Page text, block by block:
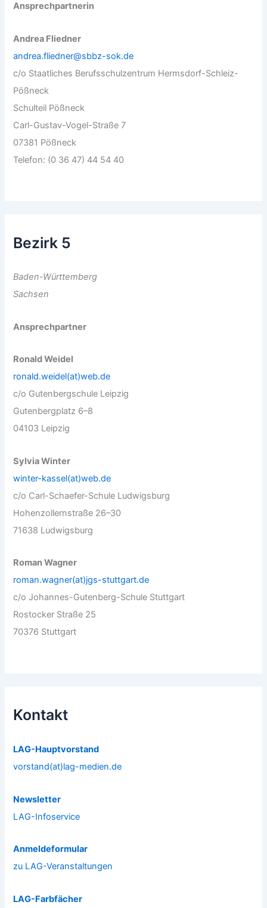
Ansprechpartnerin
Andrea Fliedner
andrea.fliedner@sbbz-sok.de
c/o Staatliches Berufsschulzentrum Hermsdorf-Schleiz-
Pößneck
Schulteil Pößneck
Carl-Gustav-Vogel-Straße 7
07381 Pößneck
Telefon: (0 36 47) 44 54 40
Bezirk 5
Baden-Württemberg
Sachsen
Ansprechpartner
Ronald Weidel
ronald.weidel(at)web.de
c/o Gutenbergschule Leipzig
Gutenbergplatz 6–8
04103 Leipzig
Sylvia Winter
winter-kassel(at)web.de
c/o Carl-Schaefer-Schule Ludwigsburg
Hohenzollernstraße 26–30
71638 Ludwigsburg
Roman Wagner
roman.wagner(at)jgs-stuttgart.de
c/o Johannes-Gutenberg-Schule Stuttgart
Rostocker Straße 25
70376 Stuttgart
Kontakt
LAG-Hauptvorstand
vorstand(at)lag-medien.de
Newsletter
LAG-Infoservice
Anmeldeformular
zu LAG-Veranstaltungen
LAG-Farbfächer